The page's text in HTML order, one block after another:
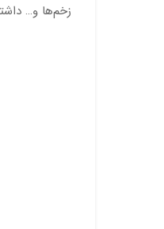
زخم‌ها و…